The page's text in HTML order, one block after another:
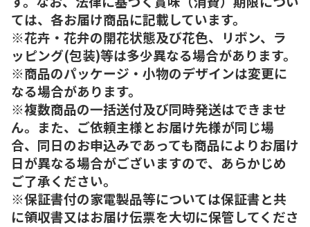
ては、各お届け商品に記載しています。
※花卉・花弁の開花状態及び花色、リボン、ラ
ッピング(包装)等は多少異なる場合があります。
※商品のパッケージ・小物のデザインは変更に
なる場合があります。
※複数商品の一括送付及び同時発送はできませ
ん。また、ご依頼主様とお届け先様が同じ場
合、同日のお申込みであっても商品によりお届け
日が異なる場合がございますので、あらかじめ
ご了承ください。
※保証書付の家電製品等については保証書と共
に領収書又はお届け伝票を大切に保管してくださ